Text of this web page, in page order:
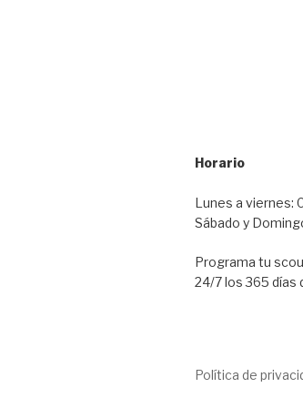
Horario
Lunes a viernes:
Sábado y
Programa tu
24/7 los 365 días
Política de